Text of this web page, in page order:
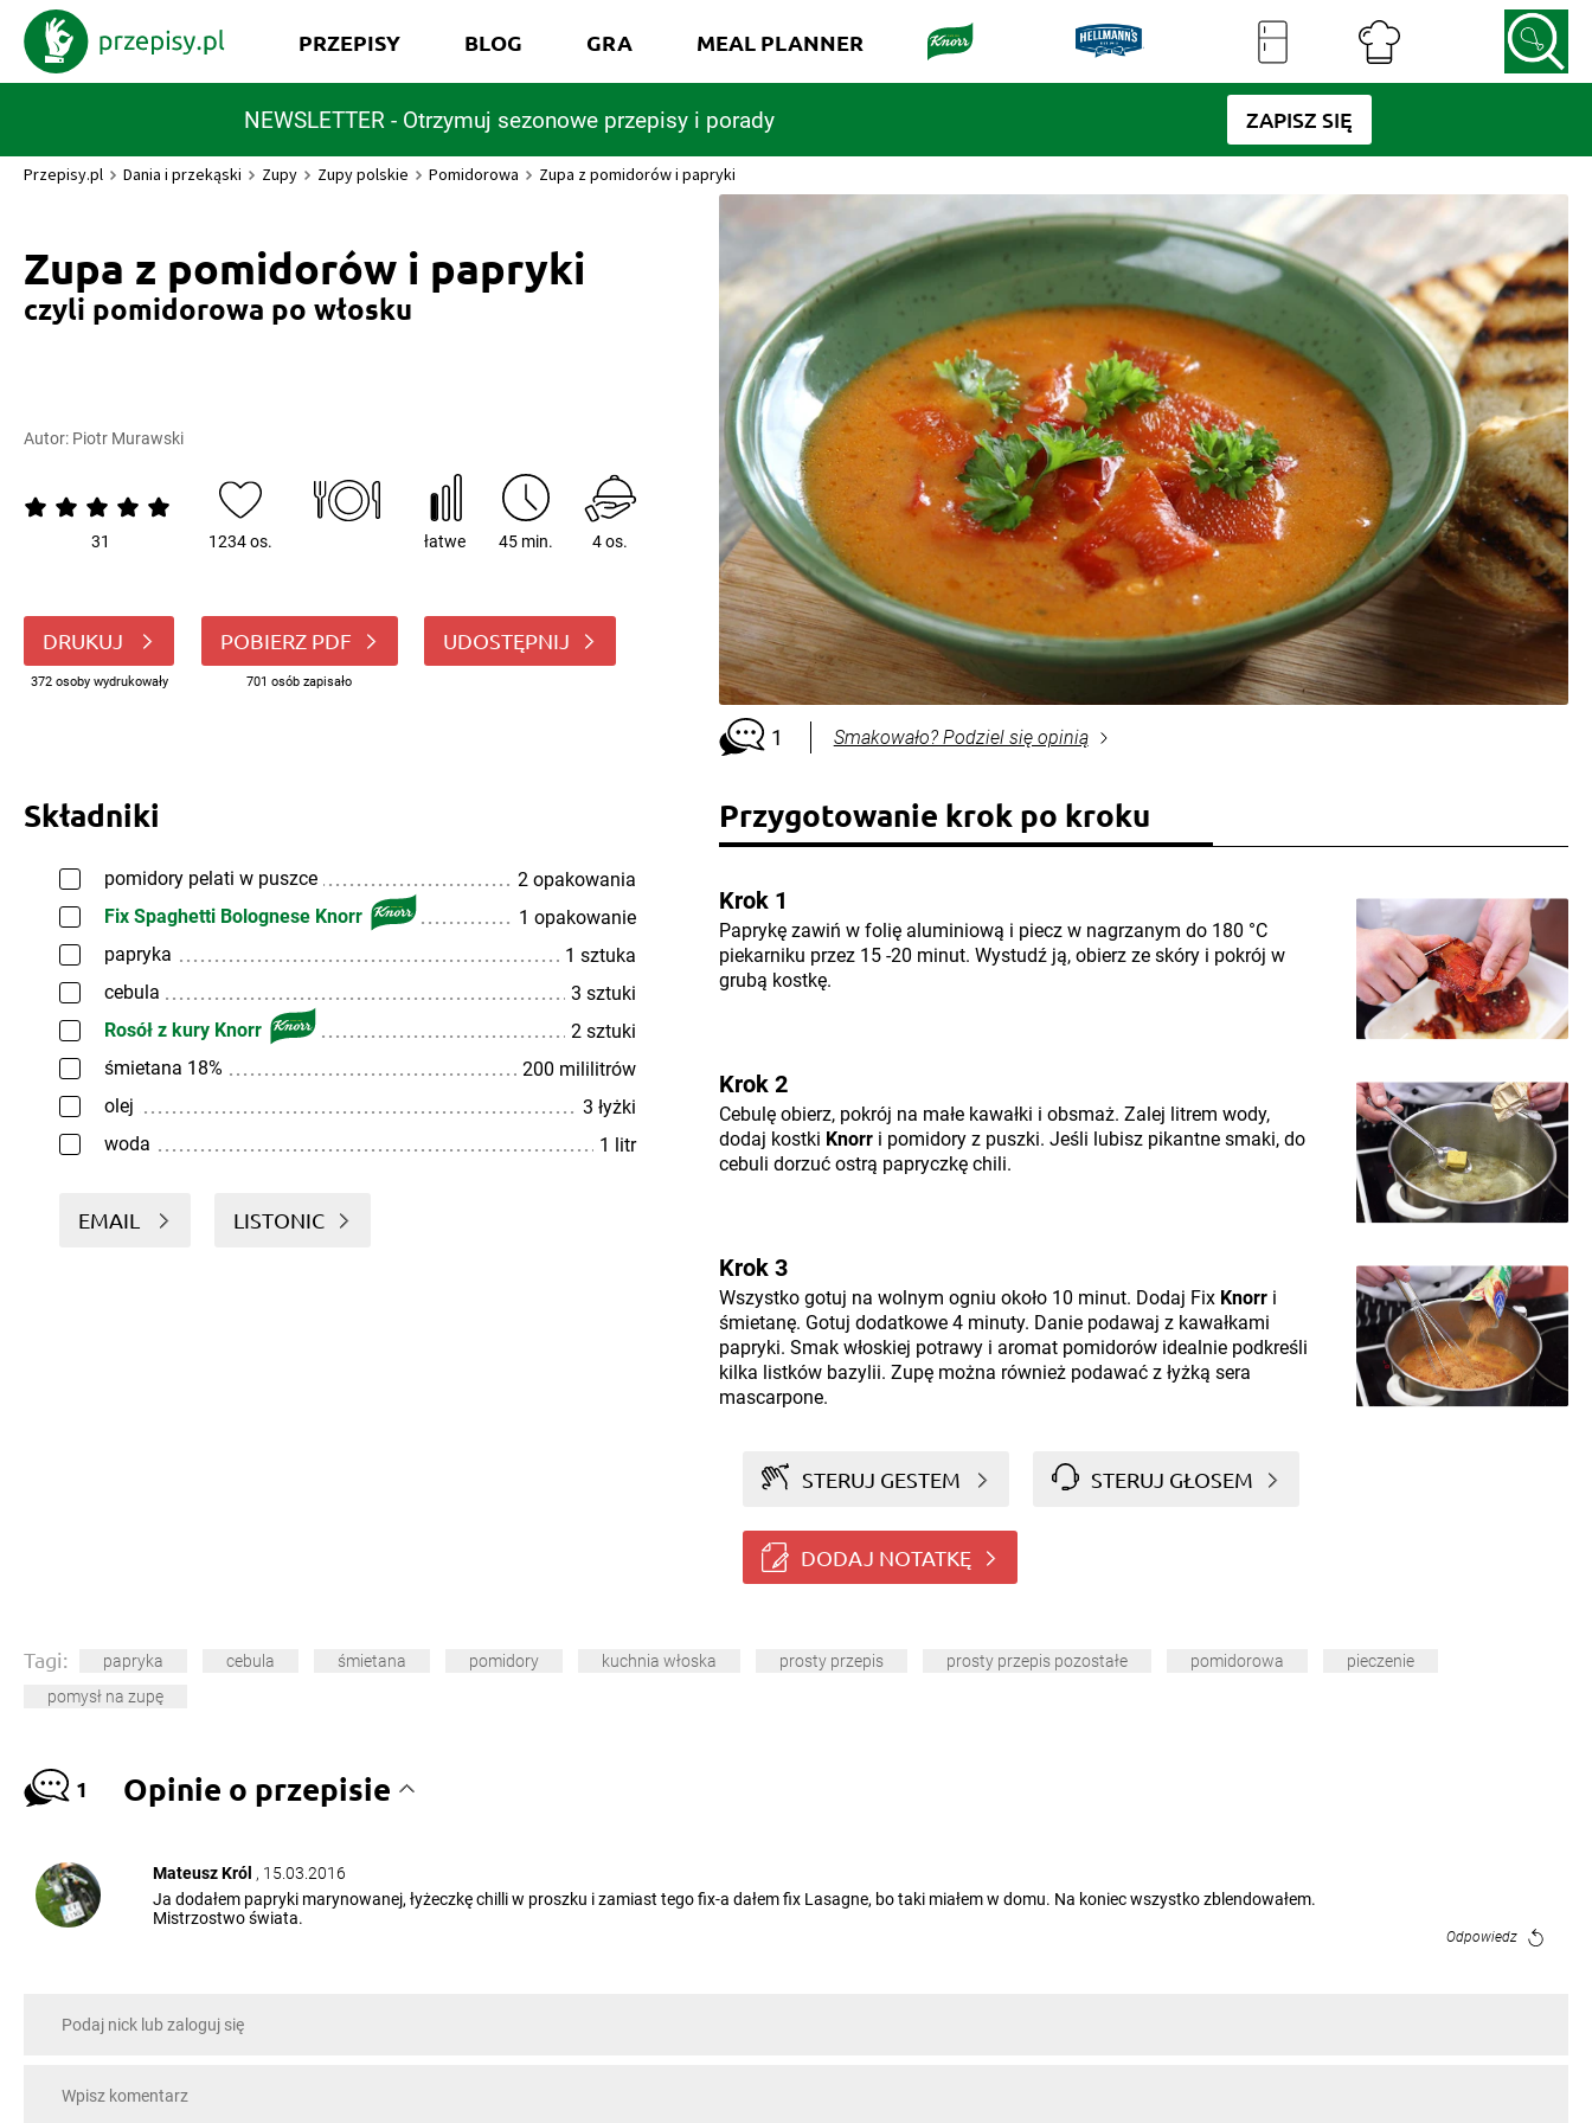
NEWSLETTER - Otrzymuj sezonowe przepisy i porady ZAPISZ SIĘ
PRZEPISY BLOG GRA MEAL PLANNER
Przepisy.pl Dania i przekąski Zupy Zupy polskie Pomidorowa Zupa z pomidorów i papryki
Zupa z pomidorów i papryki
czyli pomidorowa po włosku
Autor: Piotr Murawski
31 1234 os. łatwe 45 min. 4 os.
DRUKUJ
372 osoby wydrukowały
POBIERZ PDF
701 osób zapisało
UDOSTĘPNIJ
1 Smakowało? Podziel się opinią
Składniki
pomidory pelati w puszce
2 opakowania
Fix Spaghetti Bolognese Knorr
1 opakowanie
papryka
1 sztuka
cebula
3 sztuki
Rosół z kury Knorr
2 sztuki
śmietana 18%
200 mililitrów
olej
3 łyżki
woda
1 litr
EMAIL LISTONIC
Przygotowanie krok po kroku
Krok 1
Paprykę zawiń w folię aluminiową i piecz w nagrzanym do 180 °C
piekarniku przez 15 -20 minut. Wystudź ją, obierz ze skóry i pokrój w
grubą kostkę.
Krok 2
Cebulę obierz, pokrój na małe kawałki i obsmaż. Zalej litrem wody,
dodaj kostki Knorri pomidory z puszki. Jeśli lubisz pikantne smaki, do
cebuli dorzuć ostrą papryczkę chili.
Krok 3
Wszystko gotuj na wolnym ogniu około 10 minut. Dodaj Fix Knorri
śmietanę. Gotuj dodatkowe 4 minuty. Danie podawaj z kawałkami
papryki. Smak włoskiej potrawy i aromat pomidorów idealnie podkreśli
kilka listków bazylii. Zupę można również podawać z łyżką sera
mascarpone.
STERUJ GESTEM STERUJ GŁOSEM
DODAJ NOTATKĘ
Tagi: papryka cebula śmietana pomidory kuchnia włoska prosty przepis prosty przepis pozostałe pomidorowa
pieczenie
pomysł na zupę
1 Opinie o przepisie
Mateusz Król , 15.03.2016
Ja dodałem papryki marynowanej, łyżeczkę chilli w proszku i zamiast tego fix-a dałem fix Lasagne, bo taki miałem w domu. Na koniec wszystko zblendowałem.
Mistrzostwo świata.
Odpowiedz